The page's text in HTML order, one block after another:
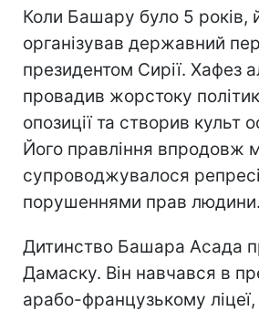
Коли Башару було 5 років,
організував державний
президентом Сирії. Хафез
провадив жорстоку
опозиції та створив культ
Його правління впродовж
супроводжувалося
порушеннями прав людини.
Дитинство Башара Асада
Дамаску. Він навчався в
арабо-французькому